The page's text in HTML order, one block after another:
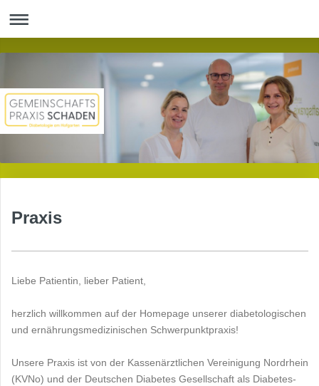
Praxis
Liebe Patientin, lieber Patient,
herzlich willkommen auf der Homepage unserer diabetologischen
und ernährungsmedizinischen Schwerpunktpraxis!
Unsere Praxis ist von der Kassenärztlichen Vereinigung Nordrhein
(KVNo) und der Deutschen Diabetes Gesellschaft als Diabetes-